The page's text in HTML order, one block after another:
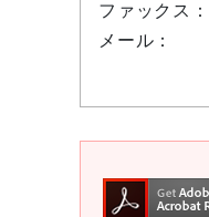
ファックス：
メール：